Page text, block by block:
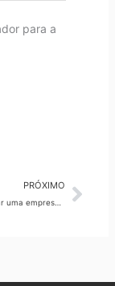
para a
PRÓXIMO
Quando contratar uma empresa de marketing digital no RJ